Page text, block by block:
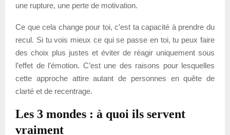
une rupture, une perte de motivation.
Ce que cela change pour toi, c’est ta capacité à prendre du
recul. Si tu vois mieux ce qui se passe en toi, tu peux faire
des choix plus justes et éviter de réagir uniquement sous
l’effet de l’émotion. C’est une des raisons pour lesquelles
cette approche attire autant de personnes en quête de
clarté et de recentrage.
Les 3 mondes : à quoi ils servent
vraiment